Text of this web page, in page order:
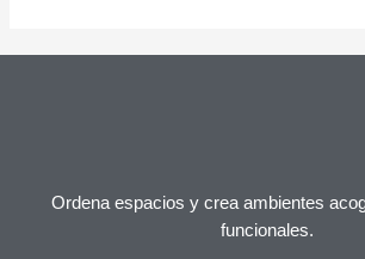
Ordena espacios y crea ambientes
funcionales.